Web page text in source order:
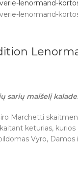
sarių maišelį
Marchetti
keturias,
Vyro,